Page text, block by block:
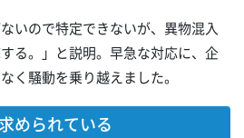
いので特定できないが、異物混入
る。」と説明。早急な対応に、企
く騒動を乗り越えました。
められている